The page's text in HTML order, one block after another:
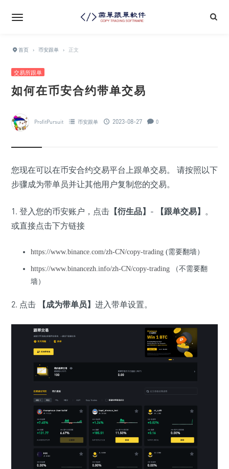
首页 › 币安跟单 › 正文
交易所跟单
如何在币安合约带单交易
ProfitPursuit 币安跟单 2023-08-27 0
您现在可以在币安合约交易平台上跟单交易。 请按照以下
步骤成为带单员并让其他用户复制您的交易。
1. 登入您的币安账户，点击 【衍生品】 - 【跟单交易】 。
或直接点击下方链接
https://www.binance.com/zh-CN/copy-trading (需要翻墙）
https://www.binancezh.info/zh-CN/copy-trading （不需要翻
墙）
2. 点击 【成为带单员】 进入带单设置。